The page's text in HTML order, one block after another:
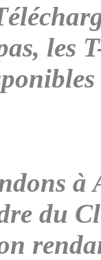
les
à
du